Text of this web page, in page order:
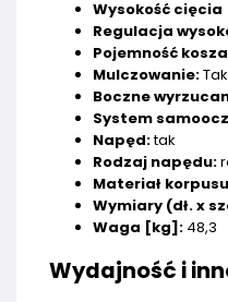
Wysokość
Regulacja
Pojemność
Mulczowanie:Tak
Boczne
System
Napęd:tak
Rodzaj napędu:
Materiał
Wymiary (dł. x
Waga [kg]: 48,3
Wydajność i